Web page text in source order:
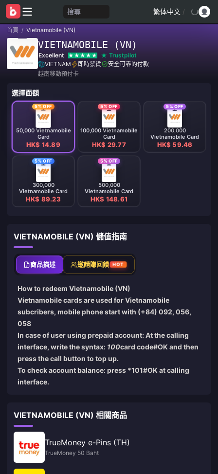
搜尋 繁体中文 /
首頁 / Vietnamobile (VN)
VIETNAMOBILE (VN)
Excellent
Trustpilot
VIETNAM
即時發貨
安全可靠的付款
越南移動預付卡
選擇面額
5% OFF
50,000 Vietnamobile
Card
HK$ 14.89
5% OFF
100,000 Vietnamobile
Card
HK$ 29.77
5% OFF
200,000
Vietnamobile Card
HK$ 59.46
5% OFF
300,000
Vietnamobile Card
HK$ 89.23
5% OFF
500,000
Vietnamobile Card
HK$ 148.61
VIETNAMOBILE (VN) 儲值指南
商品描述 邀請賺回饋 HOT
How to redeem Vietnamobile (VN)
Vietnamobile cards are used for Vietnamobile
subcribers, mobile phone start with (+84) 092, 056,
058
In case of user using prepaid account: At the calling
interface, write the syntax: 100card code#OK and then
press the call button to top up.
To check account balance: press *101#OK at calling
interface.
VIETNAMOBILE (VN) 相關商品
TrueMoney e-Pins (TH)
TrueMoney 50 Baht